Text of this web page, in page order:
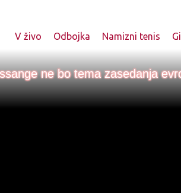
V živo Odbojka Namizni tenis
ne bo tema zasedanja